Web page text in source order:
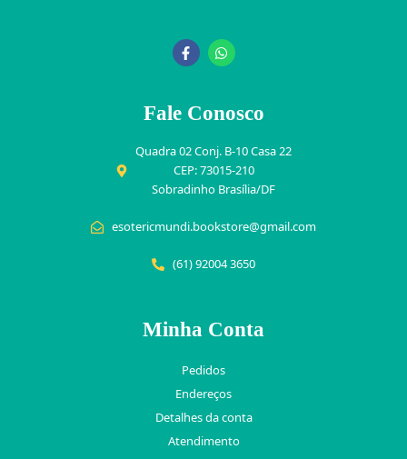
Fale Conosco
Quadra 02 Conj. B-10 Casa 22
CEP: 73015-210
Sobradinho Brasília/DF
esotericmundi.bookstore@gmail.com
(61) 92004 3650
Minha Conta
Pedidos
Endereços
Detalhes da conta
Atendimento